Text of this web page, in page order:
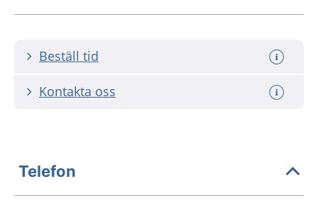
Beställ tid
Kontakta oss
Telefon